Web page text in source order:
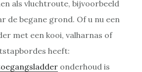
als vluchtroute, bijvoorbeeld
de begane grond. Of u nu een
met een kooi, valharnas of
heeft:
onderhoud is